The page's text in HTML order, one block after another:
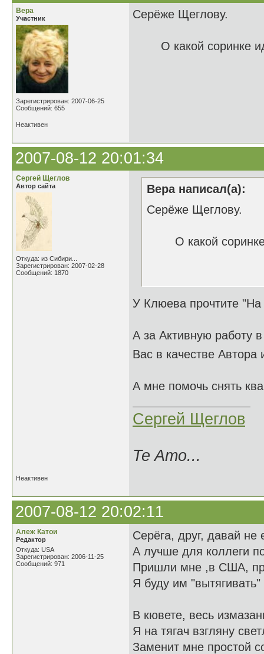
Вера
Участник
Зарегистрирован: 2007-06-25
Сообщений: 655
Серёже Щеглову.
О какой соринке
Неактивен
2007-08-12 20:01:34
Сергей Щеглов
Автор сайта
Откуда: из Сибири...
Зарегистрирован: 2007-02-28
Сообщений: 1870
Вера написал(а):
Серёже Щеглову.
О какой соринке
У Клюева прочтите "На
А за Активную работу
Вас в качестве
А мне помочь снять
Сергей Щеглов
Te Amo...
Неактивен
2007-08-12 20:02:11
Алеж Катои
Редактор
Откуда: USA
Зарегистрирован: 2006-11-25
Сообщений: 971
Серёга, друг, давай не
А лучше для коллеги
Пришли мне ,в США,
Я буду им
В кювете, весь
Я на тягач взгляну
Заменит мне простой